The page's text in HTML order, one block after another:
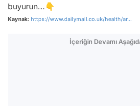
buyurun...👇
Kaynak: https://www.dailymail.co.uk/health/ar...
İçeriğin Devamı